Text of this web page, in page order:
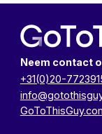
Neem contact
+31(0)20-